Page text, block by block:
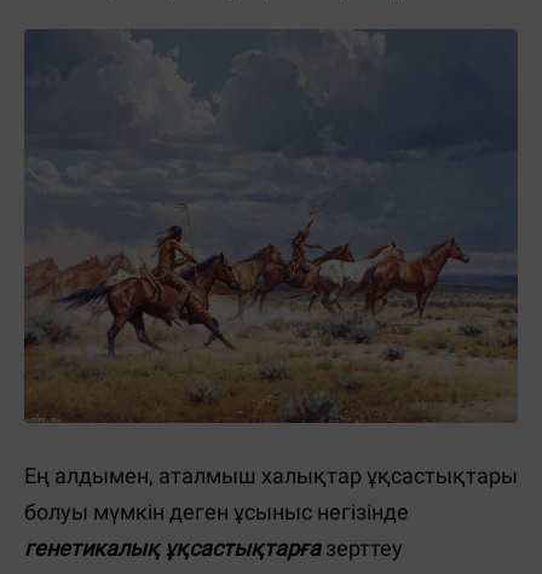
Ең алдымен, аталмыш халықтар ұқсастықтары
болуы мүмкін деген ұсыныс негізінде
генетикалық ұқсастықтарға зерттеу